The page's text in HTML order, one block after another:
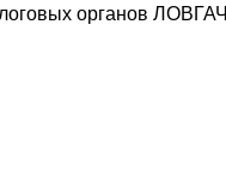
органов ЛОВГАЧ